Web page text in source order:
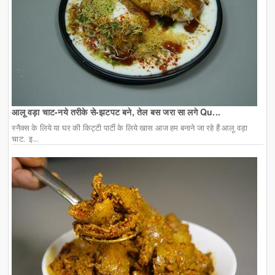
आलू वड़ा चाट-नये तरीके से-झटपट बने, तेल बस जरा सा लगे Qu...
स्नैक्स के लिये या घर की किट्टी पार्टी के लिये खास आज हम बनाने जा रहे हैं आलू वड़ा
चाट. इ...